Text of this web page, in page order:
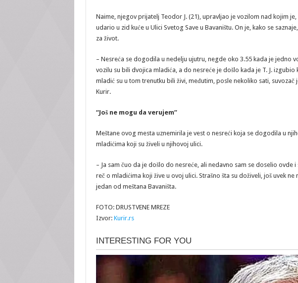
Naime, njegov prijatelj Teodor J. (21), upravljao je vozilom nad kojim
udario u zid kuće u Ulici Svetog Save u Bavaništu. On je, kako se
za život.
– Nesreća se dogodila u nedelju ujutru, negde oko 3.55 kada je jedno
vozilu su bili dvojica mladića, a do nesreće je došlo kada je T. J.
mladić su u tom trenutku bili živi, međutim, posle nekoliko sati, suvozač
Kurir.
“Još ne mogu da verujem”
Meštane ovog mesta uznemirila je vest o nesreći koja se dogodila u
mladićima koji su živeli u njihovoj ulici.
– Ja sam čuo da je došlo do nesreće, ali nedavno sam se doselio ovde
reč o mladićima koji žive u ovoj ulici. Strašno šta su doživeli, još uvek
jedan od meštana Bavaništa.
FOTO: DRUSTVENE MREZE
Izvor: Kurir.rs